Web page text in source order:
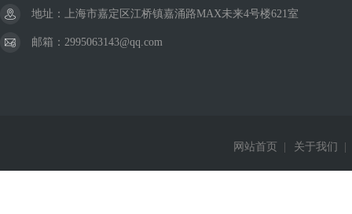
地址：上海市嘉定区江桥镇嘉涌路MAX未来4号楼621室
邮箱：2995063143@qq.com
网站首页 关于我们